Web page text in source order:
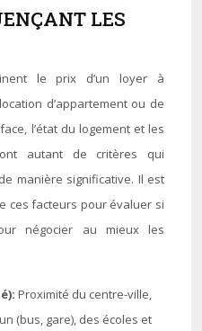
LES
le prix d’un loyer à
d’appartement ou de
l’état du logement et les
autant de critères qui
manière significative. Il est
ces facteurs pour évaluer si
négocier au mieux les
Proximité du centre-ville,
(bus, gare), des écoles et